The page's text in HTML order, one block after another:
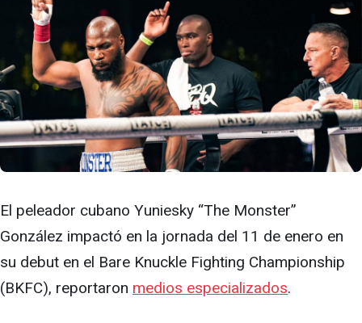
El peleador cubano Yuniesky “The Monster”
González impactó en la jornada del 11 de enero en
su debut en el Bare Knuckle Fighting Championship
(BKFC), reportaron medios especializados.